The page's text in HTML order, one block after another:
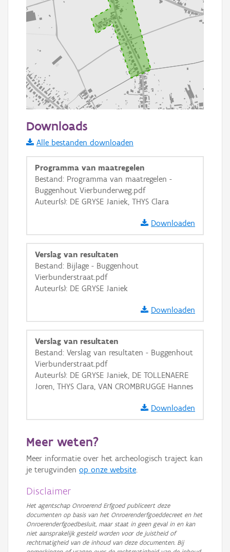
Informatie Vlaanderen
i
+ −
Basis Lagen
OSM-Basiskaart
GRB-Basiskaart
GRB-Basiskaart in grijswaarden
Downloads
Alle bestanden downloaden
Programma van maatregelen
Bestand: Programma van maatregelen -
Buggenhout Vierbunderweg.pdf
Auteur(s): DE GRYSE Janiek, THYS Clara
Downloaden
Verslag van resultaten
Bestand: Bijlage - Buggenhout
Vierbunderstraat.pdf
Auteur(s): DE GRYSE Janiek
Downloaden
Verslag van resultaten
Bestand: Verslag van resultaten - Buggenhout
Vierbunderstraat.pdf
Auteur(s): DE GRYSE Janiek, DE TOLLENAERE
Joren, THYS Clara, VAN CROMBRUGGE Hannes
Downloaden
Meer weten?
Meer informatie over het archeologisch traject kan
je terugvinden op onze website.
Disclaimer
Het agentschap Onroerend Erfgoed publiceert deze
documenten op basis van het Onroerenderfgoeddecreet en het
Onroerenderfgoedbesluit, maar staat in geen geval in en kan
niet aansprakelijk gesteld worden voor de juistheid of
rechtmatigheid van de inhoud van deze documenten. Bij